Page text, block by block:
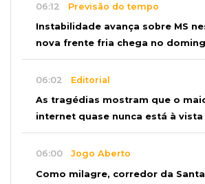
06:12 Previsão do tempo
Instabilidade avança sobre MS
nova frente fria chega no
06:02 Editorial
As tragédias mostram que o
internet quase nunca está à vista
06:00 Jogo Aberto
Como milagre, corredor da Santa